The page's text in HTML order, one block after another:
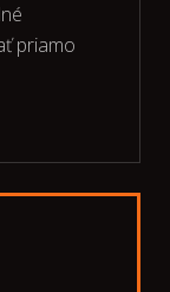
priamo